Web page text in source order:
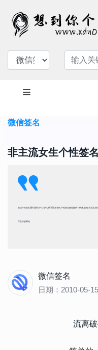
微信签名
非主流女生个性签
微信个性签名通常是作为个人的心情写照发布的,个性签名频道提供了伤感,超拽,非主流,
尽在你的网站.
微信签名
日期：2010-05-
流离破